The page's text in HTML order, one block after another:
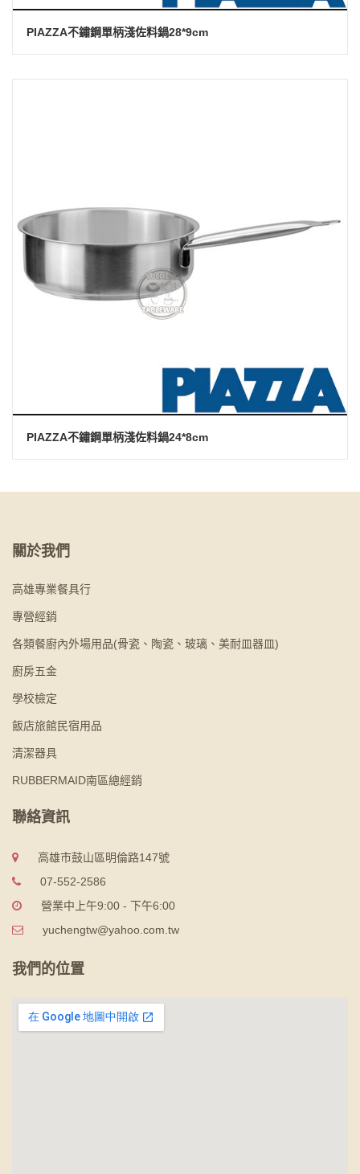
PIAZZA不鏽鋼單柄淺佐料鍋28*9cm
PIAZZA不鏽鋼單柄淺佐料鍋24*8cm
關於我們
高雄專業餐具行
專營經銷
各類餐廚內外場用品(骨瓷、陶瓷、玻璃、美耐皿器皿)
廚房五金
學校檢定
飯店旅館民宿用品
清潔器具
RUBBERMAID南區總經銷
聯絡資訊
高雄市鼓山區明倫路147號
07-552-2586
營業中上午9:00 - 下午6:00
yuchengtw@yahoo.com.tw
我們的位置